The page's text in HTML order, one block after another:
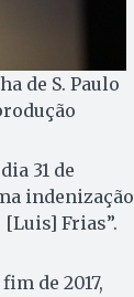
de S. Paulo
31 de
indenização
[Luis] Frias”.
de 2017,